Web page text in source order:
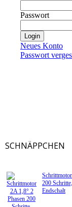
Passwort
Neues Konto
Passwort
SCHNÄPPCHEN
200
Endschalt